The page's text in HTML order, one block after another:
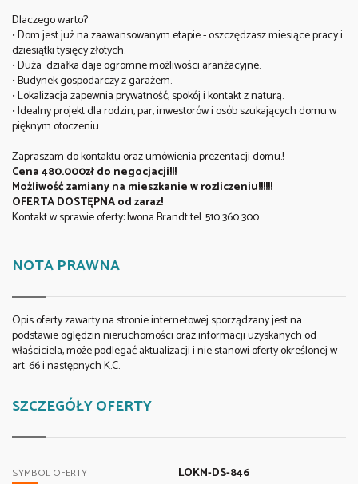
Dlaczego warto?
• Dom jest już na zaawansowanym etapie - oszczędzasz miesiące pracy i
dziesiątki tysięcy złotych.
• Duża działka daje ogromne możliwości aranżacyjne.
• Budynek gospodarczy z garażem.
• Lokalizacja zapewnia prywatność, spokój i kontakt z naturą.
• Idealny projekt dla rodzin, par, inwestorów i osób szukających domu w
pięknym otoczeniu.
Zapraszam do kontaktu oraz umówienia prezentacji domu.!
Cena 480.000zł do negocjacji!!!
Możliwość zamiany na mieszkanie w rozliczeniu!!!!!!
OFERTA DOSTĘPNA od zaraz!
Kontakt w sprawie oferty: Iwona Brandt tel. 510 360 300
NOTA PRAWNA
Opis oferty zawarty na stronie internetowej sporządzany jest na
podstawie oględzin nieruchomości oraz informacji uzyskanych od
właściciela, może podlegać aktualizacji i nie stanowi oferty określonej w
art. 66 i następnych K.C.
SZCZEGÓŁY OFERTY
SYMBOL OFERTY LOKM-DS-846